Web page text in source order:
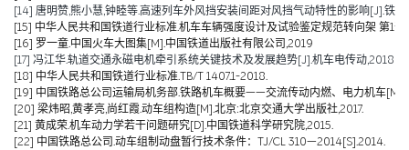
[14] 唐明赞,熊小慧,钟睦等.高速列车外风挡安装间距对风挡气动特性的影响[J].铁
[15] 中华人民共和国铁道行业标准.机车车辆强度设计及试验鉴定规范转向架 第1
[16] 罗一童.中国火车大图集[M].中国铁道出版社有限公司,2019
[17] 冯江华.轨道交通永磁电机牵引系统关键技术及发展趋势[J].机车电传动
[18] 中华人民共和国铁道行业标准.TB/T 1407.1-2018.
[19] 中国铁路总公司运输局机务部.铁路机车概要——交流传动内燃、电力机车[M].
[20] 梁炜昭,黄孝亮,尚红霞.动车组构造[M].北京:北京交通大学出版社,2017.
[21] 黄成荣.机车动力学若干问题研究[D].中国铁道科学研究院,2015.
[22] 中国铁路总公司.动车组制动盘暂行技术条件：TJ/CL 310—2014[S].2014.